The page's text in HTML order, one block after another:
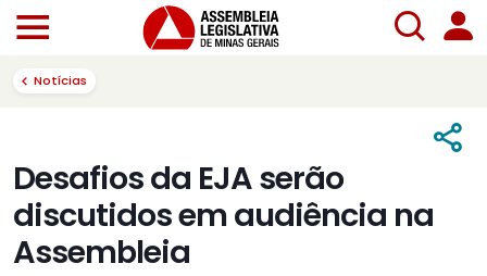
Notícias
Desafios da EJA serão
discutidos em audiência na
Assembleia